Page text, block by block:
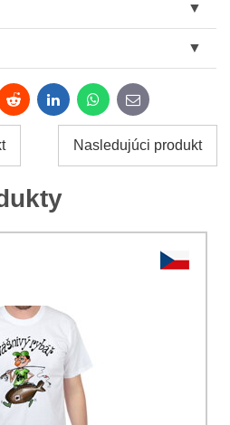
osobných údajov za účelom
som sa s
údajovspoločnosti Bomba
Reddit LinkedInWhatsApp
E-
mail
Nasledujúci produkt